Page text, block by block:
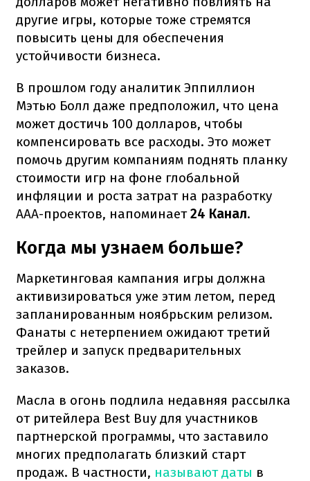
другие игры, которые тоже стремятся
повысить цены для обеспечения
устойчивости бизнеса.
В прошлом году аналитик Эппиллион
Мэтью Болл даже предположил, что цена
может достичь 100 долларов, чтобы
компенсировать все расходы. Это может
помочь другим компаниям поднять планку
стоимости игр на фоне глобальной
инфляции и роста затрат на разработку
AAA-проектов, напоминает24 Канал.
Когда мы узнаем больше?
Маркетинговая кампания игры должна
активизироваться уже этим летом, перед
запланированным ноябрьским релизом.
Фанаты с нетерпением ожидают третий
трейлер и запуск предварительных
заказов.
Масла в огонь подлила недавняя рассылка
от ритейлера Best Buy для участников
партнерской программы, что заставило
многих предполагать близкий старт
продаж. В частности, называют даты в